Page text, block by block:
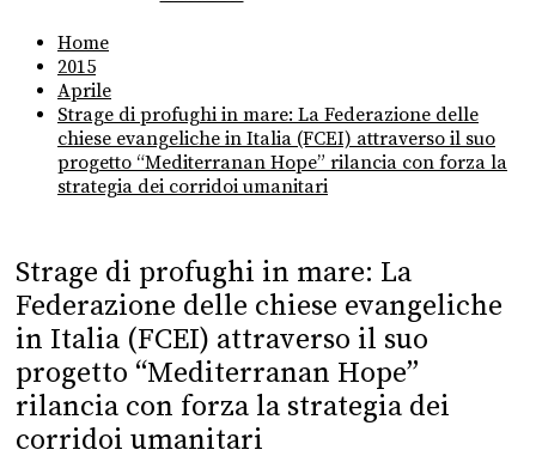
Home
2015
Aprile
Strage di profughi in mare: La Federazione delle
chiese evangeliche in Italia (FCEI) attraverso il suo
progetto “Mediterranan Hope” rilancia con forza la
strategia dei corridoi umanitari
Strage di profughi in mare: La
Federazione delle chiese evangeliche
in Italia (FCEI) attraverso il suo
progetto “Mediterranan Hope”
rilancia con forza la strategia dei
corridoi umanitari